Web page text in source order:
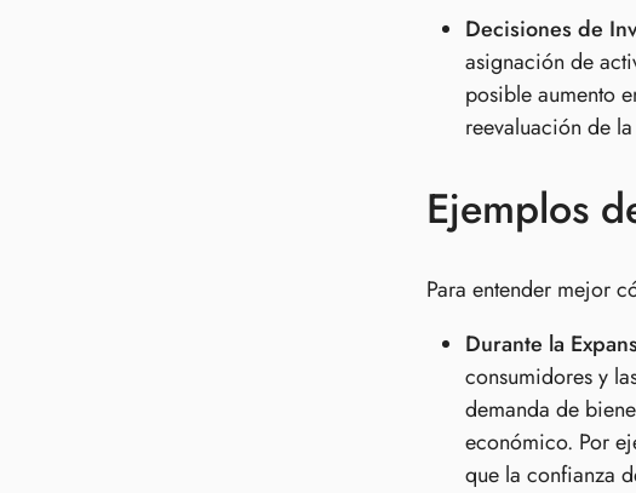
Decisiones de
asignación de
posible aumento
reevaluación de
Ejemplos
Para entender mejor
Durante la
consumidores y
demanda de
económico. Por
que la confianza